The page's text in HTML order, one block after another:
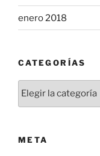
enero 2018
CATEGORÍAS
META